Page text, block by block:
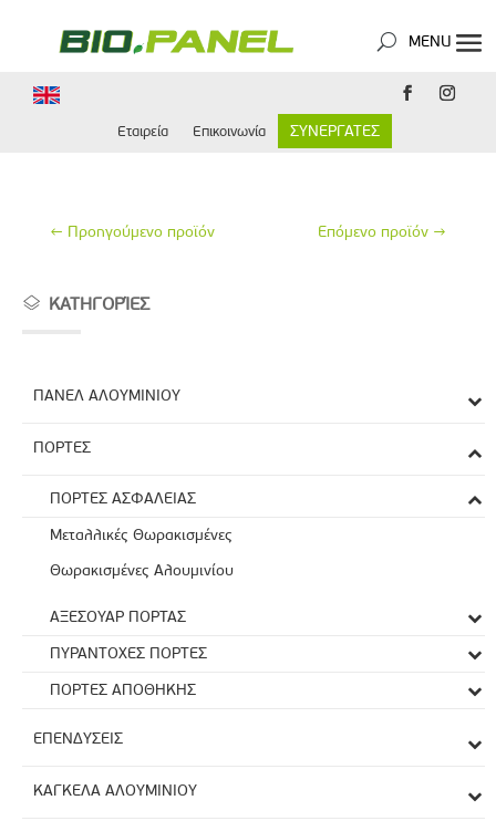
Εταιρεία Επικοινωνία ΣΥΝΕΡΓΑΤΕΣ
← Προηγούμενο προϊόν Επόμενο προϊόν →
ΚΑΤΗΓΟΡΊΕΣ
ΠΑΝΕΛ ΑΛΟΥΜΙΝΙΟΥ
ΠΟΡΤΕΣ
ΠΟΡΤΕΣ ΑΣΦΑΛΕΙΑΣ
Μεταλλικές Θωρακισμένες
Θωρακισμένες Αλουμινίου
ΑΞΕΣΟΥΑΡ ΠΟΡΤΑΣ
ΠΥΡΑΝΤΟΧΕΣ ΠΟΡΤΕΣ
ΠΟΡΤΕΣ ΑΠΟΘΗΚΗΣ
ΕΠΕΝΔΥΣΕΙΣ
ΚΑΓΚΕΛA ΑΛΟΥΜΙΝΙΟΥ